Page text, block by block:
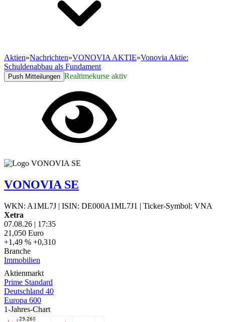
Aktien»Nachrichten»VONOVIA AKTIE»Vonovia Aktie:
Schuldenabbau als Fundament
Push Mitteilungen Realtimekurse aktiv
VONOVIA SE
WKN: A1ML7J | ISIN: DE000A1ML7J1 | Ticker-Symbol: VNA
Xetra
07.08.26 | 17:35
21,050 Euro
+1,49 % +0,310
Branche
Immobilien
Aktienmarkt
Prime Standard
Deutschland 40
Europa 600
1-Jahres-Chart